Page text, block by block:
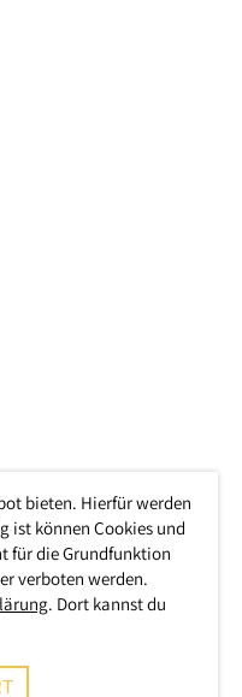
bieten. Hierfür werden
ist können Cookies und
für die Grundfunktion
verboten werden.
. Dort kannst du